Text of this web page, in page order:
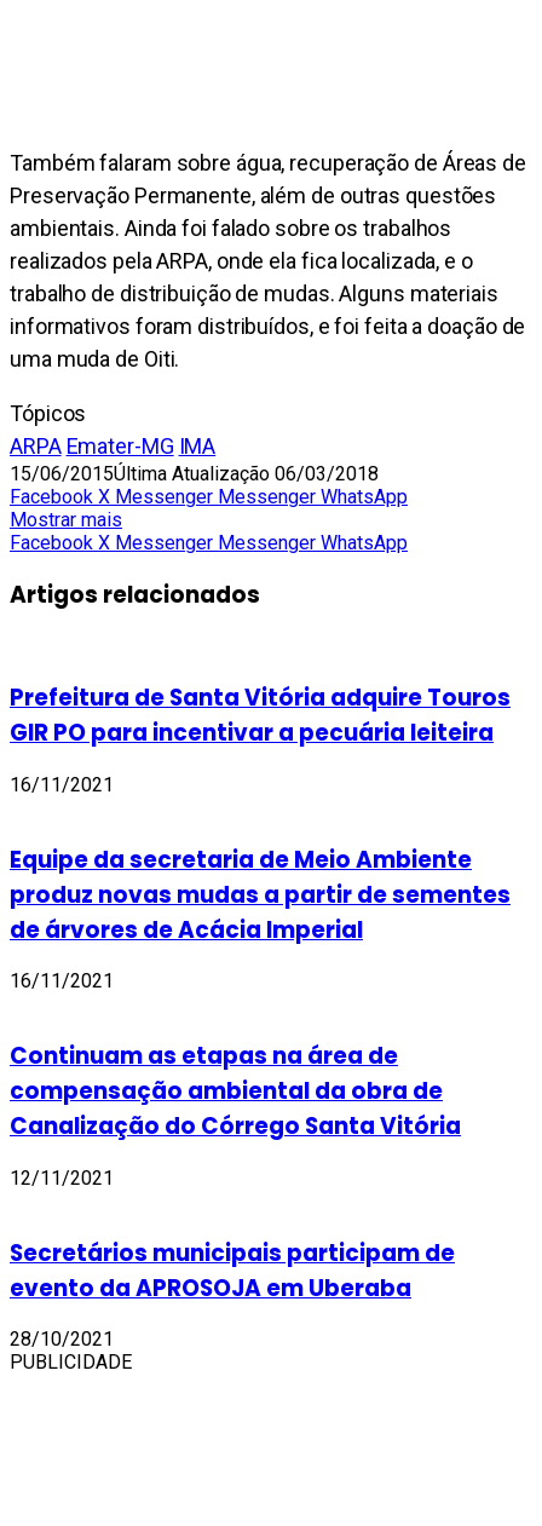
Também falaram sobre água, recuperação de Áreas de
Preservação Permanente, além de outras questões
ambientais. Ainda foi falado sobre os trabalhos
realizados pela ARPA, onde ela fica localizada, e o
trabalho de distribuição de mudas. Alguns materiais
informativos foram distribuídos, e foi feita a doação de
uma muda de Oiti.
Tópicos
ARPA Emater-MG IMA
15/06/2015Última Atualização 06/03/2018
Facebook X Messenger Messenger WhatsApp
Mostrar mais
Facebook X Messenger Messenger WhatsApp
Artigos relacionados
Prefeitura de Santa Vitória adquire Touros
GIR PO para incentivar a pecuária leiteira
16/11/2021
Equipe da secretaria de Meio Ambiente
produz novas mudas a partir de sementes
de árvores de Acácia Imperial
16/11/2021
Continuam as etapas na área de
compensação ambiental da obra de
Canalização do Córrego Santa Vitória
12/11/2021
Secretários municipais participam de
evento da APROSOJA em Uberaba
28/10/2021
PUBLICIDADE